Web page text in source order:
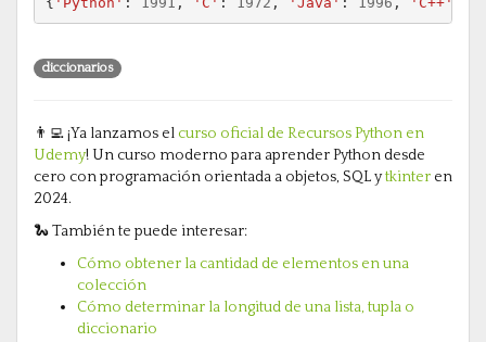
diccionarios
👨‍💻 ¡Ya lanzamos elcurso oficial de Recursos Python en
Udemy! Un curso moderno para aprender Python desde
cero con programación orientada a objetos, SQL ytkinter en
2024.
🐍 También te puede interesar:
Cómo obtener la cantidad de elementos en una
colección
Cómo determinar la longitud de una lista, tupla o
diccionario